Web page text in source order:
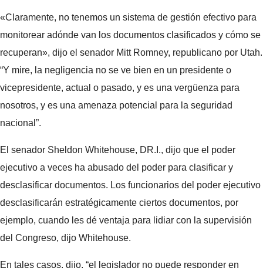
«Claramente, no tenemos un sistema de gestión efectivo para
monitorear adónde van los documentos clasificados y cómo se
recuperan», dijo el senador Mitt Romney, republicano por Utah.
“Y mire, la negligencia no se ve bien en un presidente o
vicepresidente, actual o pasado, y es una vergüenza para
nosotros, y es una amenaza potencial para la seguridad
nacional”.
El senador Sheldon Whitehouse, DR.I., dijo que el poder
ejecutivo a veces ha abusado del poder para clasificar y
desclasificar documentos. Los funcionarios del poder ejecutivo
desclasificarán estratégicamente ciertos documentos, por
ejemplo, cuando les dé ventaja para lidiar con la supervisión
del Congreso, dijo Whitehouse.
En tales casos, dijo, “el legislador no puede responder en